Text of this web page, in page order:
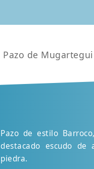
Pazo de Mugartegui
Pazo de estilo
destacado escudo
piedra.